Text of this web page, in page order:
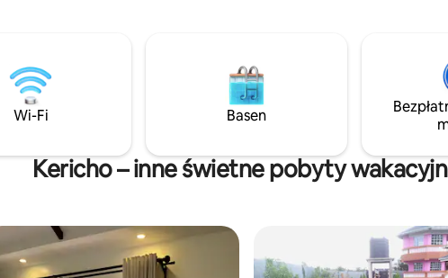
służbowo, czy rekreacyjnie,
że Ci się spodoba
tego, czy jesteś tu w
wypoczynku, czy na krótkim
pokochasz łatwy dostęp,
atmosferę i ciepłą gościnność,
sprawiają, że Kericho jest
Wi-Fi Basen
Kericho – inne świetne pobyty